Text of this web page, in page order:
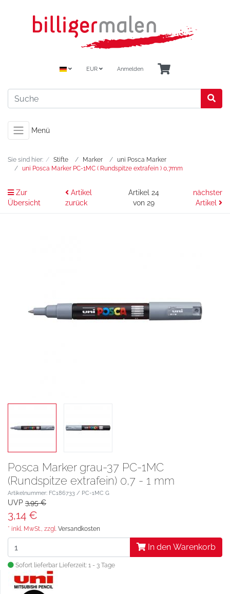
EUR Anmelden
Menü
Sie sind hier: Stifte Marker
uni Posca Marker
uni Posca Marker PC-1MC ( Rundspitze extrafein ) 0,7mm
Zur
Übersicht
Artikel
zurück
Artikel 24
von 29
nächster
Artikel
Posca Marker grau-37 PC-1MC
(Rundspitze extrafein) 0,7 - 1 mm
Artikelnummer: FC186733 / PC-1MC G
UVP 3,95 €
3,14 €
* inkl. MwSt., zzgl. Versandkosten
In den Warenkorb
Sofort lieferbar Lieferzeit: 1 - 3 Tage